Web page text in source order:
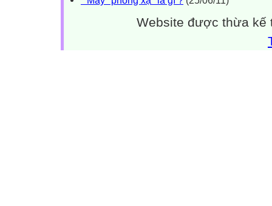
Website được thừa